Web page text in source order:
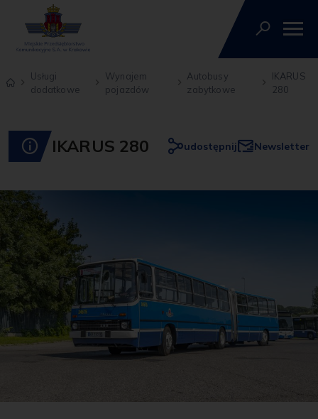
Usługi
dodatkowe
Wynajem
pojazdów
Autobusy
zabytkowe
IKARUS
280
IKARUS 280 udostępnij Newsletter